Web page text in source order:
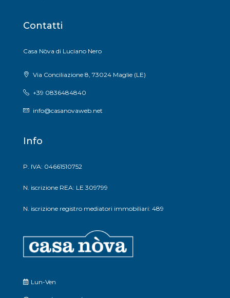
Contatti
Casa Nòva di Luciano Nero
Via Conciliazione 8, 73024 Maglie (LE)
+39 0836484840
info@casanovaweb.net
Info
P. IVA: 04661510752
N. iscrizione REA: LE 309799
N. iscrizione registro mediatori immobiliari: 489
Lun-Ven